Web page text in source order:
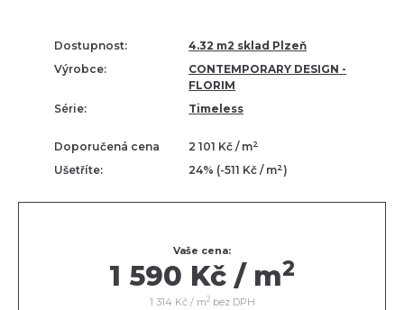
Dostupnost:
4.32 m2 sklad Plzeň
Výrobce:
CONTEMPORARY DESIGN -
FLORIM
Série:
Timeless
Doporučená cena 2 101 Kč / m2
Ušetříte: 24% (-511 Kč / m2)
Vaše cena:
1 590 Kč / m2
1 314 Kč / m2bez DPH